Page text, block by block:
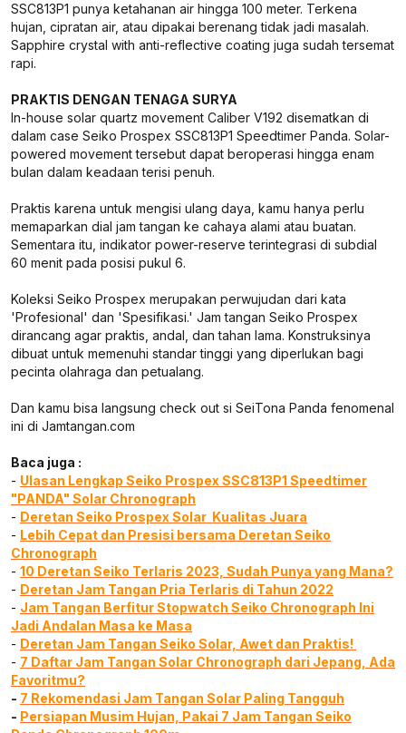
SSC813P1 punya ketahanan air hingga 100 meter. Terkena
hujan, cipratan air, atau dipakai berenang tidak jadi masalah.
Sapphire crystal with anti-reflective coating juga sudah tersemat
rapi.
PRAKTIS DENGAN TENAGA SURYA
In-house solar quartz movement Caliber V192 disematkan di
dalam case Seiko Prospex SSC813P1 Speedtimer Panda. Solar-
powered movement tersebut dapat beroperasi hingga enam
bulan dalam keadaan terisi penuh.
Praktis karena untuk mengisi ulang daya, kamu hanya perlu
memaparkan dial jam tangan ke cahaya alami atau buatan.
Sementara itu, indikator power-reserve terintegrasi di subdial
60 menit pada posisi pukul 6.
Koleksi Seiko Prospex merupakan perwujudan dari kata
'Profesional' dan 'Spesifikasi.' Jam tangan Seiko Prospex
dirancang agar praktis, andal, dan tahan lama. Konstruksinya
dibuat untuk memenuhi standar tinggi yang diperlukan bagi
pecinta olahraga dan petualang.
Dan kamu bisa langsung check out si SeiTona Panda fenomenal
ini di Jamtangan.com
Baca juga :
- Ulasan Lengkap Seiko Prospex SSC813P1 Speedtimer
"PANDA" Solar Chronograph
- Deretan Seiko Prospex Solar Kualitas Juara
- Lebih Cepat dan Presisi bersama Deretan Seiko
Chronograph
- 10 Deretan Seiko Terlaris 2023, Sudah Punya yang Mana?
- Deretan Jam Tangan Pria Terlaris di Tahun 2022
- Jam Tangan Berfitur Stopwatch Seiko Chronograph Ini
Jadi Andalan Masa ke Masa
- Deretan Jam Tangan Seiko Solar, Awet dan Praktis!
- 7 Daftar Jam Tangan Solar Chronograph dari Jepang, Ada
Favoritmu?
- 7 Rekomendasi Jam Tangan Solar Paling Tangguh
- Persiapan Musim Hujan, Pakai 7 Jam Tangan Seiko